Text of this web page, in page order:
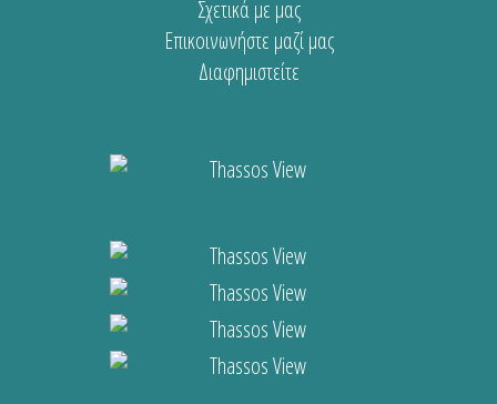
Σχετικά με μας
Επικοινωνήστε μαζί μας
Διαφημιστείτε